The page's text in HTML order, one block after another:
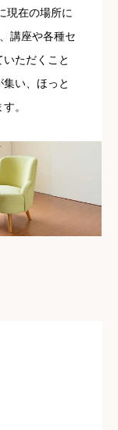
現在の場所に
講座や各種セ
ただくこと
い、ほっと
。